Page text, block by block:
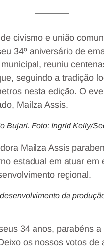
civismo e união
34º aniversário de
reuniu
seguindo a tradição
nesta edição. O
Mailza Assis.
Bujari. Foto: Ingrid Kelly/
Mailza Assis
estadual em atuar em
regional.
da
34 anos, parabéns
os nossos votos de